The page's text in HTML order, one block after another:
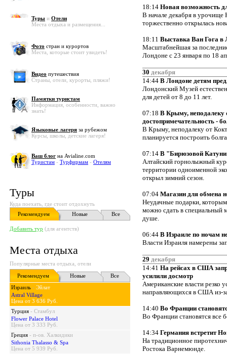
Туры и Отели
Места отдыха и размещения...
Фото стран и курортов
Места, которые стоит увидеть!
Видео путешествия
Страны, отели, курорты, пляжи!
Памятки туристам
Информация, особенности, важно
знать!
Языковые лагеря за рубежом
Курсы, школы, детские лагеря!
Ваш блог на Avialine.com
Туристам - Турфирмам - Отелям
Туры
Куда поехать, где стоит отдохнуть
Рекомендуем
Новые Все
Добавить тур (для агентств)
Места отдыха
Популярные места отдыха, отели
Рекомендуем
Новые
Все
Израиль - Эйлат
Astral Village
Цена от 3 636 Руб.
Турция - Стамбул
Flower Palace Hotel
Цена от 3 333 Руб.
Греция - п-ов. Халкидики
Sithonia Thalasso & Spa
Цена от 5 939 Руб.
18:14 Новая возможность
В начале декабря в урочище
торжественно открылась
18:11 Выставка Ван Гога в
Масштабнейшая за
Лондоне с 23 января по 18
30 декабря
14:44 В Лондоне детям
Лондонский Музей
для детей от 8 до 11 лет.
07:18 В Крыму, неподалеку
достопримечательность -
В Крыму, неподалеку от
планируется построить
07:14 В "Бирюзовой
Алтайский горнолыжный
территории одноименной
открыл зимний сезон.
07:04 Магазин для обмена
Неудачные подарки,
можно сдать в специальный
душе.
06:44 В Израиле по ночам
Власти Израиля намерены
29 декабря
14:41 На рейсах в США
усилили досмотр
Американские власти резко
направляющихся в США из-
14:40 Во Франции
Во Франции становятся все
14:34 Германия встретит
На традиционное
Ростока Варнемюнде.